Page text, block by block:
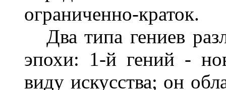
ограниченно-краток.
Два типа гениев
эпохи: 1-й гений -
виду искусства; он